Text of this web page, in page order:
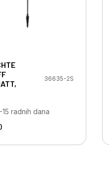
36635-2S
radnih dana